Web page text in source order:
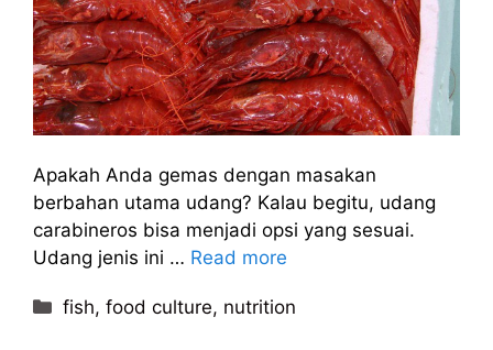
Apakah Anda gemas dengan masakan
berbahan utama udang? Kalau begitu, udang
carabineros bisa menjadi opsi yang sesuai.
Udang jenis ini … Read more
Kategori
fish,food culture, nutrition